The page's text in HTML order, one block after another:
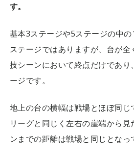
す。
基本3ステージや5ステージの中
ステージではありますが、台が
技シーンにおいて終点だけであり
ージです。
地上の台の横幅は戦場とほぼ同じ
リーグと同じく左右の崖端から見
ンまでの距離は戦場と同じとなっ